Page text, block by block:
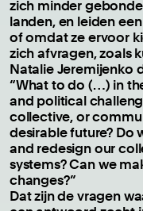
zich minder
landen, en leiden
of omdat ze ervoor
zich afvragen, zoals
Natalie Jeremijenko
“What to do (…) in
and political
collective, or
desirable future? Do
and redesign our
systems? Can we
changes?”
Dat zijn de vragen